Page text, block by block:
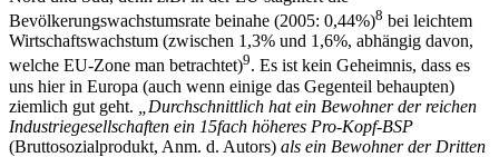
Bevölkerungswachstumsrate beinahe (2005: 0,44%)8 bei leichtem
Wirtschaftswachstum (zwischen 1,3% und 1,6%, abhängig davon,
welche EU-Zone man betrachtet)9. Es ist kein Geheimnis, dass es
uns hier in Europa (auch wenn einige das Gegenteil behaupten)
ziemlich gut geht.
„Durchschnittlich hat ein Bewohner der reichen
Industriegesellschaften ein 15fach höheres Pro-Kopf-BSP
(Bruttosozialprodukt, Anm. d. Autors) als ein Bewohner der Dritten